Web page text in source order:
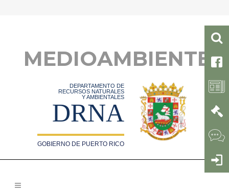
MEDIOAMBIENTE
DEPARTAMENTO DE
RECURSOS NATURALES
Y AMBIENTALES
DRNA
GOBIERNO DE PUERTO RICO